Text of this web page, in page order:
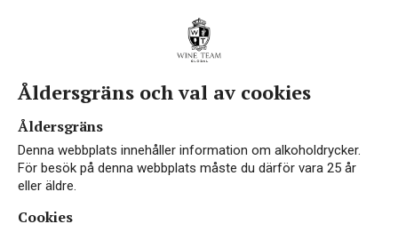
Åldersgräns och val av cookies
Åldersgräns
Denna webbplats innehåller information om alkoholdrycker.
För besök på denna webbplats måste du därför vara 25 år
eller äldre.
Cookies